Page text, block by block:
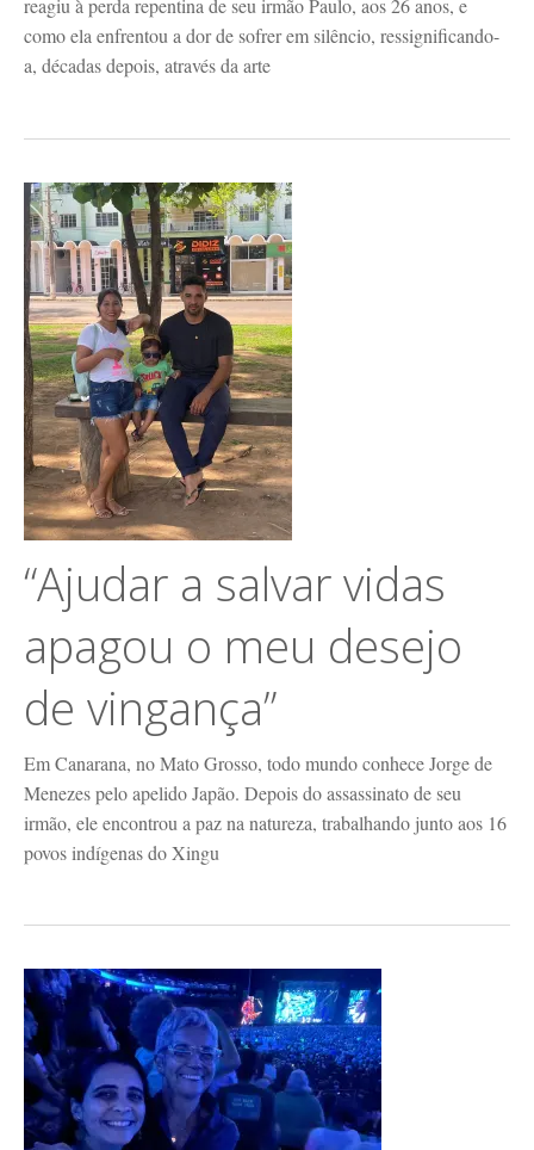
reagiu à perda repentina de seu irmão Paulo, aos 26 anos, e
como ela enfrentou a dor de sofrer em silêncio, ressignificando-
a, décadas depois, através da arte
“Ajudar a salvar vidas
apagou o meu desejo
de vingança”
Em Canarana, no Mato Grosso, todo mundo conhece Jorge de
Menezes pelo apelido Japão. Depois do assassinato de seu
irmão, ele encontrou a paz na natureza, trabalhando junto aos 16
povos indígenas do Xingu